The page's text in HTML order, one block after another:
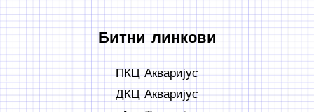
Битни линкови
ПКЦ Акваријус
ДКЦ Акваријус